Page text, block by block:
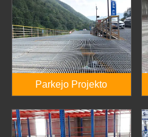
Parkejo Projekto